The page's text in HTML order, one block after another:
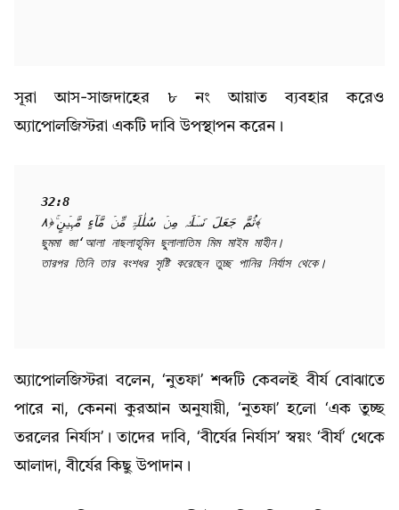
সূরা আস-সাজদাহের ৮ নং আয়াত ব্যবহার করেও
অ্যাপোলজিস্টরা একটি দাবি উপস্থাপন করেন।
32:8
ثُمَّ جَعَلَ نَسۡلَہٗ مِنۡ سُلٰلَۃٍ مِّنۡ مَّآءٍ مَّہِیۡنٍ ۚ﴿۸﴾
ছুমমা জা‘আলা নাছলাহূমিন ছুলালাতিম মিম মাইম মাহীন।
তারপর তিনি তার বংশধর সৃষ্টি করেছেন তুচ্ছ পানির নির্যাস থেকে।
অ্যাপোলজিস্টরা বলেন, ‘নুতফা’ শব্দটি কেবলই বীর্য বোঝাতে
পারে না, কেননা কুরআন অনুযায়ী, ‘নুতফা’ হলো ‘এক তুচ্ছ
তরলের নির্যাস’। তাদের দাবি, ‘বীর্যের নির্যাস’ স্বয়ং ‘বীর্য’ থেকে
আলাদা, বীর্যের কিছু উপাদান।